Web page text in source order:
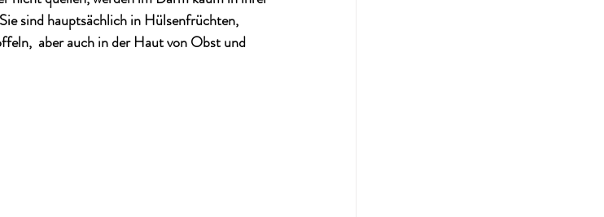
sind hauptsächlich in Hülsenfrüchten,
aber auch in der Haut von Obst und